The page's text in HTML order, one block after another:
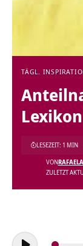
TÄGL.
ZULETZT
VONRAFAELA
LESEZEIT: 1 MIN
Audio-